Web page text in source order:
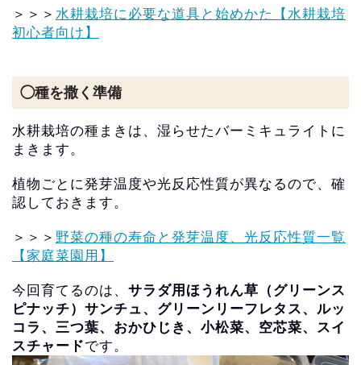
＞＞＞ 水耕栽培に必要な道具と始めかた【水耕栽培
初心者向け】
◯種を撒く準備
水耕栽培の種まきは、湿らせたバーミキュライトに
まきます。
植物ごとに発芽温度や光反応性質が異なるので、 確
認しておきます。
＞＞＞ 野菜の種の寿命と発芽温度、光反応性質一覧
【家庭菜園用】
今回育てるのは、 サラダ用ほうれん草（グリーンス
ピナッチ） サンチュ、グリーンリーフレタス、ルッ
コラ、三つ葉、 おかひじき、小松菜、空芯菜、スイ
スチャードです。